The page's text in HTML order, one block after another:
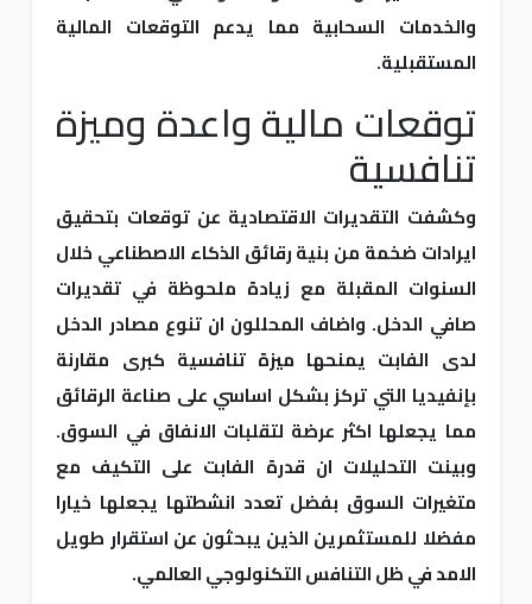
والخدمات السحابية مما يدعم التوقعات المالية
المستقبلية.
توقعات مالية واعدة وميزة
تنافسية
وكشفت التقديرات الاقتصادية عن توقعات بتحقيق
ايرادات ضخمة من بنية رقائق الذكاء الاصطناعي خلال
السنوات المقبلة مع زيادة ملحوظة في تقديرات
صافي الدخل. واضاف المحللون ان تنوع مصادر الدخل
لدى الفابت يمنحها ميزة تنافسية كبرى مقارنة
بإنفيديا التي تركز بشكل اساسي على صناعة الرقائق
مما يجعلها اكثر عرضة لتقلبات الانفاق في السوق.
وبينت التحليلات ان قدرة الفابت على التكيف مع
متغيرات السوق بفضل تعدد انشطتها يجعلها خيارا
مفضلا للمستثمرين الذين يبحثون عن استقرار طويل
الامد في ظل التنافس التكنولوجي العالمي.